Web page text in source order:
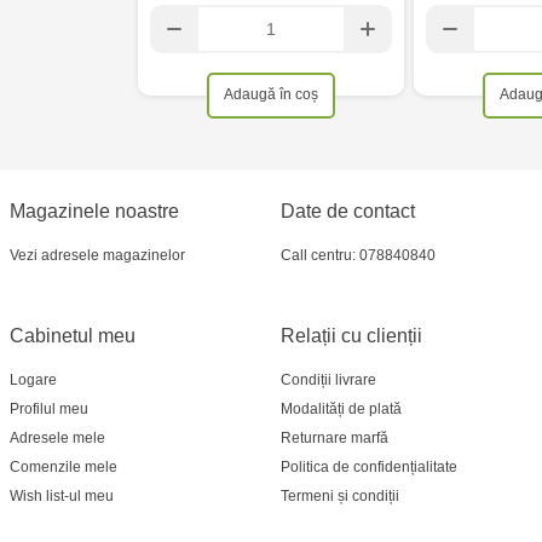
Adaugă în coș
Magazinele noastre
Vezi adresele magazinelor
Relații cu clienții
Condiții livrare
Modalități de plată
Returnare marfă
Politica de confidențialitate
Termeni și condiții
Cabinetul meu
Logare
Profilul meu
Adresele mele
Comenzile mele
Wish list-ul meu
Date de contact
Call centru: 078840840